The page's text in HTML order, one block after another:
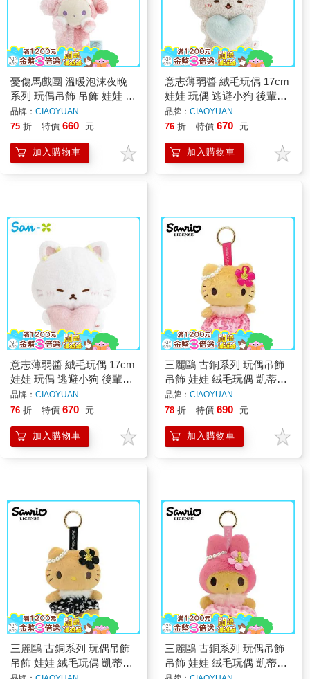
憂傷馬戲團 溫暖泡沫夜晚
系列 玩偶吊飾 吊飾 娃娃 絨
毛玩偶 夏波 波波 波波兔
San-X
品牌： CIAOYUAN
75 折 特價 660 元
加入購物車
意志薄弱醬 絨毛玩偶 17cm
娃娃 玩偶 逃避小狗 後輩小
貓 Ishiyowa Chan San-X
品牌： CIAOYUAN
76 折 特價 670 元
加入購物車
意志薄弱醬 絨毛玩偶 17cm
娃娃 玩偶 逃避小狗 後輩小
貓 Ishiyowa Chan San-X
品牌： CIAOYUAN
76 折 特價 670 元
加入購物車
三麗鷗 古銅系列 玩偶吊飾
吊飾 娃娃 絨毛玩偶 凱蒂貓
美樂蒂 酷洛米
品牌： CIAOYUAN
78 折 特價 690 元
加入購物車
三麗鷗 古銅系列 玩偶吊飾
吊飾 娃娃 絨毛玩偶 凱蒂貓
三麗鷗 古銅系列 玩偶吊飾
吊飾 娃娃 絨毛玩偶 凱蒂貓